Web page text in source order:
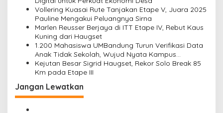
Vollering Kuasai Rute Tanjakan Etape V, Juara 2025
Pauline Mengakui Peluangnya Sirna
Marlen Reusser Berjaya di ITT Etape IV, Rebut Kaus
Kuning dari Haugset
1.200 Mahasiswa UMBandung Turun Verifikasi Data
Anak Tidak Sekolah, Wujud Nyata Kampus
Membantu Jawa Barat Menyelamatkan Generasi
Kejutan Besar Sigrid Haugset, Rekor Solo Break 85
Km pada Etape III
Jangan Lewatkan